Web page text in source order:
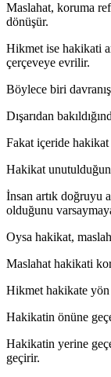
Maslahat, koruma
dönüşür.
Hikmet ise hakikati
çerçeveye evrilir.
Böylece biri
Dışarıdan
Fakat içeride hakikat
Hakikat
İnsan artık doğruyu
olduğunu
Oysa hakikat,
Maslahat hakikati
Hikmet hakikate yön
Hakikatin önüne
Hakikatin yerine
geçirir.